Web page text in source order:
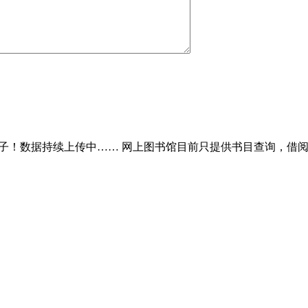
！数据持续上传中…… 网上图书馆目前只提供书目查询，借